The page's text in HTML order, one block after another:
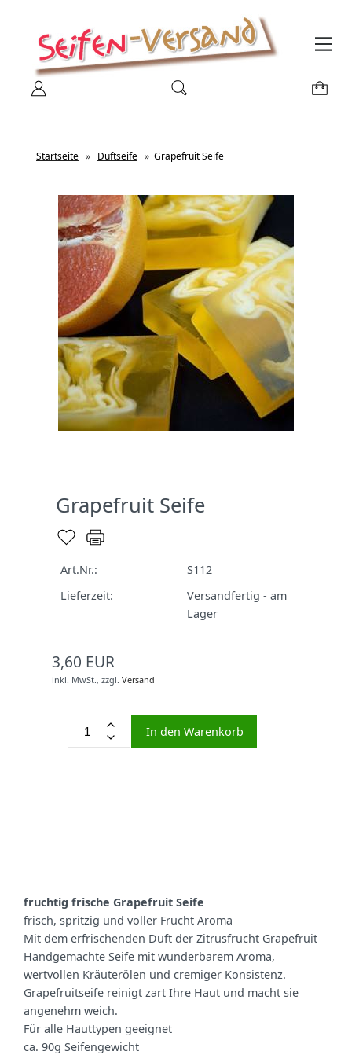
Startseite » Duftseife » Grapefruit Seife
Grapefruit Seife
Art.Nr.:
S112
Lieferzeit:
Versandfertig - am
Lager
3,60 EUR
inkl. MwSt., zzgl. Versand
In den Warenkorb
fruchtig frische Grapefruit Seife
frisch, spritzig und voller Frucht Aroma
Mit dem erfrischenden Duft der Zitrusfrucht Grapefruit
Handgemachte Seife mit wunderbarem Aroma,
wertvollen Kräuterölen und cremiger Konsistenz.
Grapefruitseife reinigt zart Ihre Haut und macht sie
angenehm weich.
Für alle Hauttypen geeignet
ca. 90g Seifengewicht